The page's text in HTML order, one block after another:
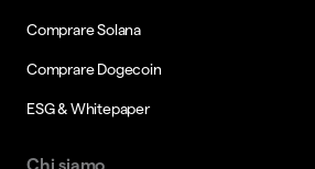
Comprare Solana
Comprare Dogecoin
ESG & Whitepaper
Chi siamo